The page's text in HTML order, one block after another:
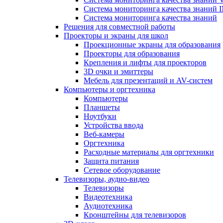
Система мониторинга качества знаний
Система мониторинга качества знаний
Решения для совместной работы
Проекторы и экраны для школ
Проекционные экраны для образования
Проекторы для образования
Крепления и лифты для проекторов
3D очки и эмиттеры
Мебель для презентаций и AV-систем
Компьютеры и оргтехника
Компьютеры
Планшеты
Ноутбуки
Устройства ввода
Веб-камеры
Оргтехника
Расходные материалы для оргтехники
Защита питания
Сетевое оборудование
Телевизоры, аудио-видео
Телевизоры
Видеотехника
Аудиотехника
Кронштейны для телевизоров